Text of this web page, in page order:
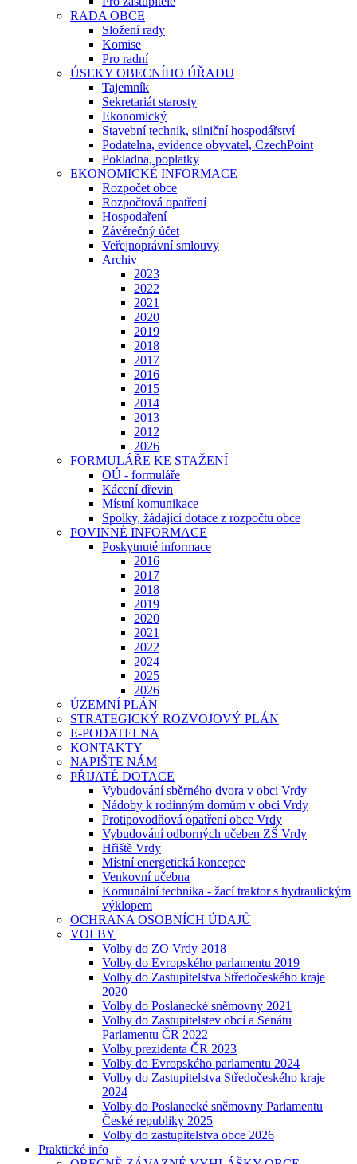
RADA OBCE
Složení rady
Komise
Pro radní
ÚSEKY OBECNÍHO ÚŘADU
Tajemník
Sekretariát starosty
Ekonomický
Stavební technik, silniční hospodářství
Podatelna, evidence obyvatel, CzechPoint
Pokladna, poplatky
EKONOMICKÉ INFORMACE
Rozpočet obce
Rozpočtová opatření
Hospodaření
Závěrečný účet
Veřejnoprávní smlouvy
Archiv
2023
2022
2021
2020
2019
2018
2017
2016
2015
2014
2013
2012
2026
FORMULÁŘE KE STAŽENÍ
OÚ - formuláře
Kácení dřevin
Místní komunikace
Spolky, žádající dotace z rozpočtu obce
POVINNÉ INFORMACE
Poskytnuté informace
2016
2017
2018
2019
2020
2021
2022
2024
2025
2026
ÚZEMNÍ PLÁN
STRATEGICKÝ ROZVOJOVÝ PLÁN
E-PODATELNA
KONTAKTY
NAPIŠTE NÁM
PŘIJATÉ DOTACE
Vybudování sběrného dvora v obci Vrdy
Nádoby k rodinným domům v obci Vrdy
Protipovodňová opatření obce Vrdy
Vybudování odborných učeben ZŠ Vrdy
Hřiště Vrdy
Místní energetická koncepce
Venkovní učebna
Komunální technika - žací traktor s hydraulickým
výklopem
OCHRANA OSOBNÍCH ÚDAJŮ
VOLBY
Volby do ZO Vrdy 2018
Volby do Evropského parlamentu 2019
Volby do Zastupitelstva Středočeského kraje
2020
Volby do Poslanecké sněmovny 2021
Volby do Zastupitelstev obcí a Senátu
Parlamentu ČR 2022
Volby prezidenta ČR 2023
Volby do Evropského parlamentu 2024
Volby do Zastupitelstva Středočeského kraje
2024
Volby do Poslanecké sněmovny Parlamentu
České republiky 2025
Volby do zastupitelstva obce 2026
Praktické info